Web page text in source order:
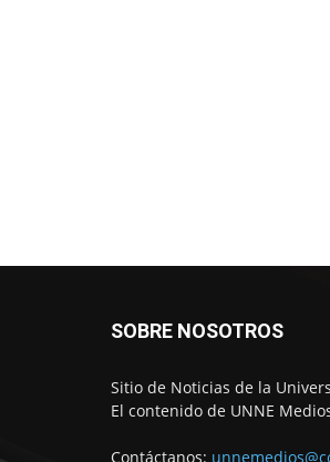
SOBRE NOSOTROS
Sitio de Noticias de la
El contenido de UNNE
Contáctanos: